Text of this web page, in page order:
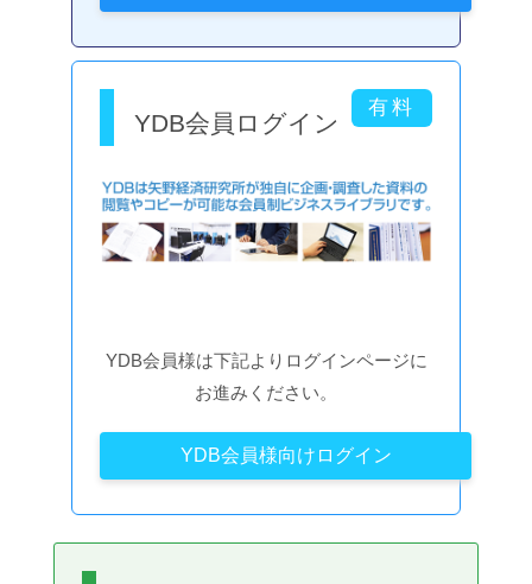
YDB会員ログイン
YDB会員様は下記よりログインページに
お進みください。
YDB会員様向けログイン